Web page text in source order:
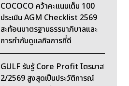
COCOCO คว้าคะแนนเต็ม 100
ประเมิน AGM Checklist 2569
สะท้อนมาตรฐานธรรมาภิบาลและ
การกำกับดูแลกิจการที่ดี
GULF รับรู้ Core Profit ไตรมาส
2/2569 สูงสุดเป็นประวัติการณ์